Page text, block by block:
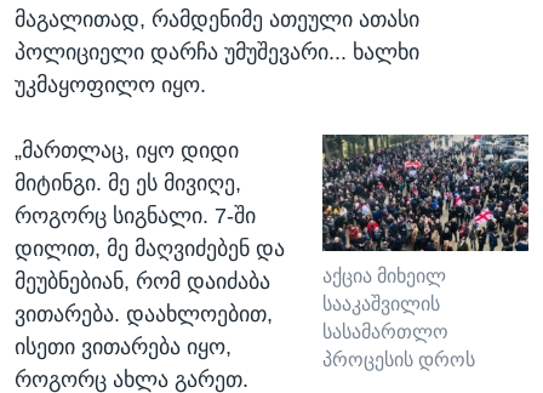
მაგალითად, რამდენიმე ათეული ათასი
პოლიციელი დარჩა უმუშევარი... ხალხი
უკმაყოფილო იყო.
აქცია მიხეილ
სააკაშვილის
სასამართლო
პროცესის დროს
„მართლაც, იყო დიდი
მიტინგი. მე ეს მივიღე,
როგორც სიგნალი. 7-ში
დილით, მე მაღვიძებენ და
მეუბნებიან, რომ დაიძაბა
ვითარება. დაახლოებით,
ისეთი ვითარება იყო,
როგორც ახლა გარეთ.